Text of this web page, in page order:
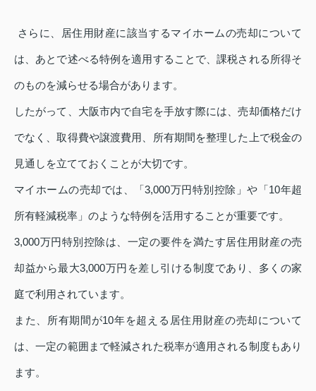
さらに、居住用財産に該当するマイホームの売却について
は、あとで述べる特例を適用することで、課税される所得そ
のものを減らせる場合があります。
したがって、大阪市内で自宅を手放す際には、売却価格だけ
でなく、取得費や譲渡費用、所有期間を整理した上で税金の
見通しを立てておくことが大切です。
マイホームの売却では、「3,000万円特別控除」や「10年超
所有軽減税率」のような特例を活用することが重要です。
3,000万円特別控除は、一定の要件を満たす居住用財産の売
却益から最大3,000万円を差し引ける制度であり、多くの家
庭で利用されています。
また、所有期間が10年を超える居住用財産の売却について
は、一定の範囲まで軽減された税率が適用される制度もあり
ます。